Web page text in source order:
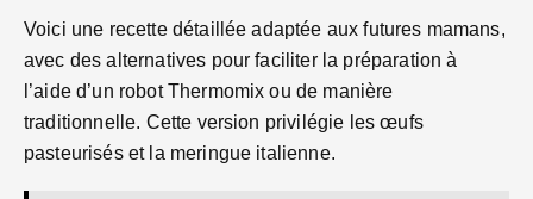
Voici une recette détaillée adaptée aux futures mamans,
avec des alternatives pour faciliter la préparation à
l’aide d’un robot Thermomix ou de manière
traditionnelle. Cette version privilégie les œufs
pasteurisés et la meringue italienne.